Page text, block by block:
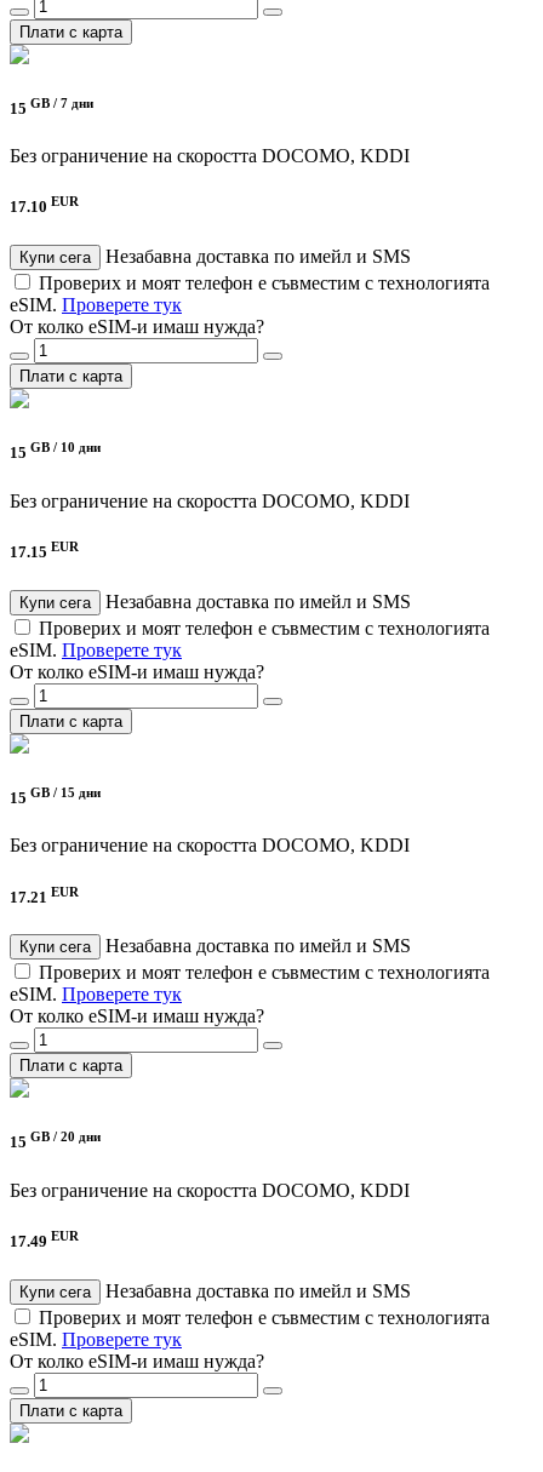
Плати с карта
15 GB / 7 дни
Без ограничение на скоростта DOCOMO, KDDI
17.10 EUR
Купи сега
Незабавна доставка по имейл и SMS
Проверих и моят телефон е съвместим с технологията
eSIM. Проверете тук
От колко eSIM-и имаш нужда?
Плати с карта
15 GB / 10 дни
Без ограничение на скоростта DOCOMO, KDDI
17.15 EUR
Купи сега
Незабавна доставка по имейл и SMS
Проверих и моят телефон е съвместим с технологията
eSIM. Проверете тук
От колко eSIM-и имаш нужда?
Плати с карта
15 GB / 15 дни
Без ограничение на скоростта DOCOMO, KDDI
17.21 EUR
Купи сега
Незабавна доставка по имейл и SMS
Проверих и моят телефон е съвместим с технологията
eSIM. Проверете тук
От колко eSIM-и имаш нужда?
Плати с карта
15 GB / 20 дни
Без ограничение на скоростта DOCOMO, KDDI
17.49 EUR
Купи сега
Незабавна доставка по имейл и SMS
Проверих и моят телефон е съвместим с технологията
eSIM. Проверете тук
От колко eSIM-и имаш нужда?
Плати с карта